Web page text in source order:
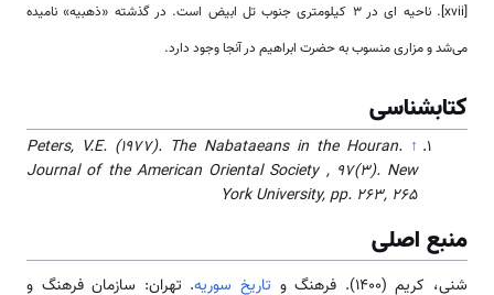
[xvii]. ناحیه ­ای در 3 کیلومتری جنوب تل ابیض است. در گذشته «ذهبیه» نامیده
می‌شد و مزاری منسوب به حضرت ابراهیم در آنجا وجود دارد.
کتابشناسی
↑
Peters, V.E. (1977). The Nabataeans in the Houran.
Journal of the American Oriental Society , 97(3). New
York University, pp. 263, 265
منبع اصلی
شنی، کریم (۱۴۰۰). فرهنگ و تاریخ سوریه. تهران: سازمان فرهنگ و